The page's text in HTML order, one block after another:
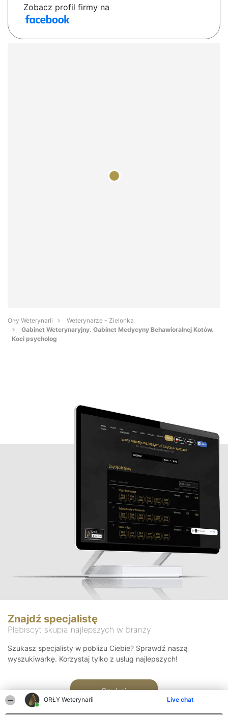
ORŁY Weterynarii Live chat
Zobacz profil firmy na
Orły Weterynarii
Weterynarze - Zielonka
Gabinet Weterynaryjny. Gabinet Medycyny Behawioralnej Kotów.
Koci psycholog
Znajdź specjalistę
Plebiscyt skupia najlepszych w branży
Szukasz specjalisty w pobliżu Ciebie? Sprawdź naszą
wyszukiwarkę. Korzystaj tylko z usług najlepszych!
Szukaj